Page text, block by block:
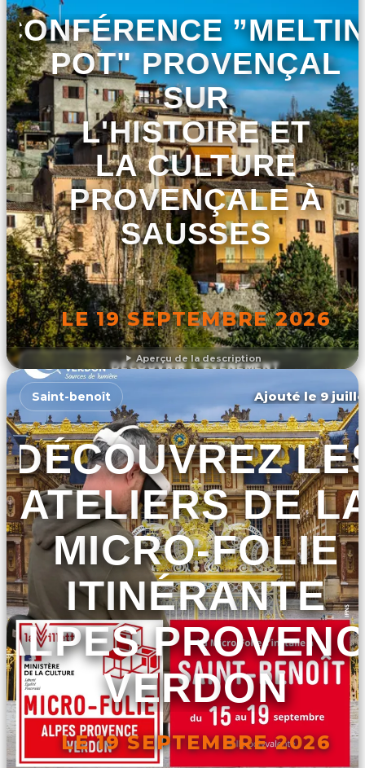
Aperçu de la description
CONFÉRENCE
POT" PROVENÇAL
SUR
L'HISTOIRE ET
LA CULTURE
PROVENÇALE À
SAUSSES
LE 19 SEPTEMBRE 2026
DÉCOUVRIR L'ÉVÉNEMENT
Saint-benoît Ajouté le 9
DÉCOUVREZ
ATELIERS DE
MICRO-FOLIE
ITINÉRANTE
VERDON
LE 19 SEPTEMBRE 2026